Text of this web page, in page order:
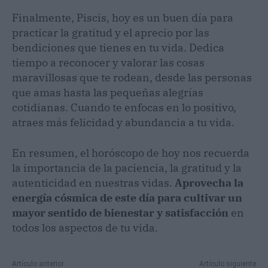
Finalmente, Piscis, hoy es un buen día para
practicar la gratitud y el aprecio por las
bendiciones que tienes en tu vida. Dedica
tiempo a reconocer y valorar las cosas
maravillosas que te rodean, desde las personas
que amas hasta las pequeñas alegrías
cotidianas. Cuando te enfocas en lo positivo,
atraes más felicidad y abundancia a tu vida.
En resumen, el horóscopo de hoy nos recuerda
la importancia de la paciencia, la gratitud y la
autenticidad en nuestras vidas. Aprovecha la
energía cósmica de este día para cultivar un
mayor sentido de bienestar y satisfacción en
todos los aspectos de tu vida.
Artículo anterior Artículo siguiente